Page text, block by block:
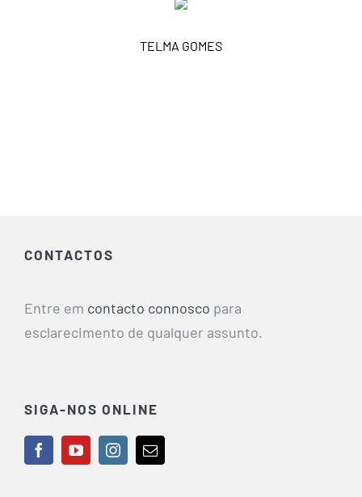
TELMA GOMES
CONTACTOS
Entre em contacto connosco para
esclarecimento de qualquer assunto.
SIGA-NOS ONLINE